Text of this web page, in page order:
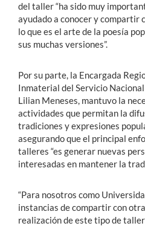
del taller “ha sido muy
ayudado a conocer y compartir
lo que es el arte de la poesía
sus muchas versiones”.
Por su parte, la Encargada
Inmaterial del Servicio
Lilian Meneses, mantuvo la
actividades que permitan la
tradiciones y expresiones
asegurando que el principal
talleres “es generar nuevas
interesadas en mantener la
“Para nosotros como
instancias de compartir con
realización de este tipo de